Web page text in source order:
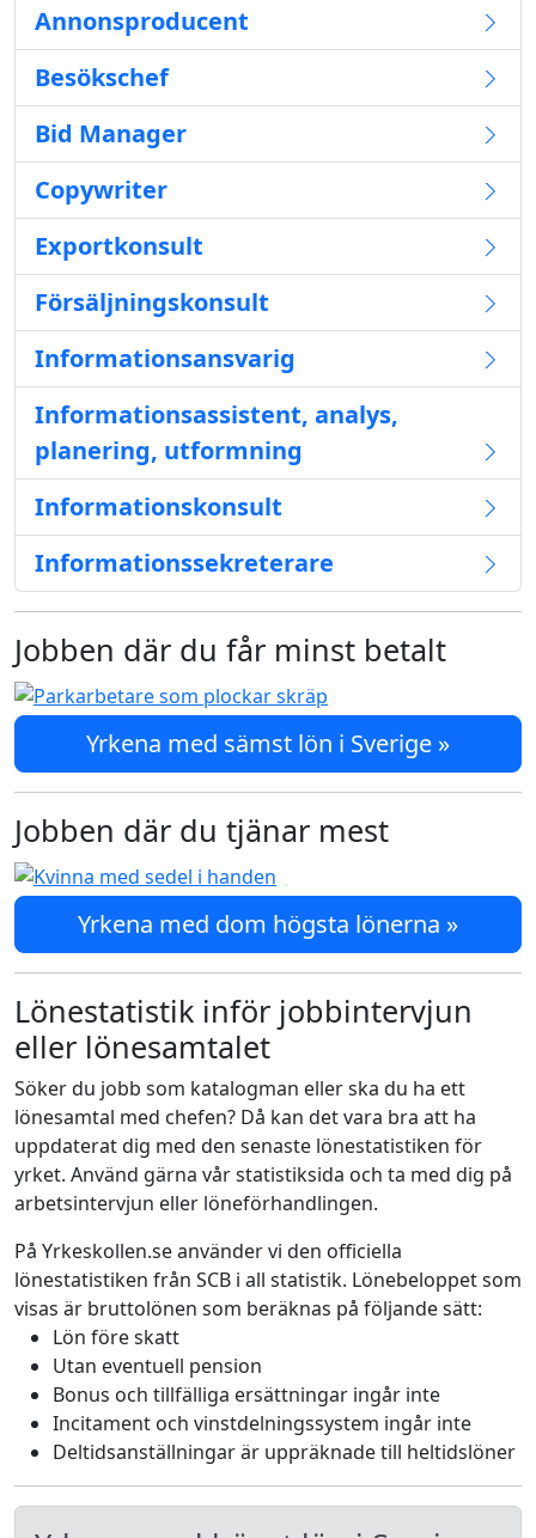
Annonsproducent
Besökschef
Bid Manager
Copywriter
Exportkonsult
Försäljningskonsult
Informationsansvarig
Informationsassistent, analys,
planering, utformning
Informationskonsult
Informationssekreterare
Jobben där du får minst betalt
Yrkena med sämst lön i Sverige »
Jobben där du tjänar mest
Yrkena med dom högsta lönerna »
Lönestatistik inför jobbintervjun
eller lönesamtalet
Söker du jobb som katalogman eller ska du ha ett
lönesamtal med chefen? Då kan det vara bra att ha
uppdaterat dig med den senaste lönestatistiken för
yrket. Använd gärna vår statistiksida och ta med dig på
arbetsintervjun eller löneförhandlingen.
På Yrkeskollen.se använder vi den officiella
lönestatistiken från SCB i all statistik. Lönebeloppet som
visas är bruttolönen som beräknas på följande sätt:
Lön före skatt
Utan eventuell pension
Bonus och tillfälliga ersättningar ingår inte
Incitament och vinstdelningssystem ingår inte
Deltidsanställningar är uppräknade till heltidslöner